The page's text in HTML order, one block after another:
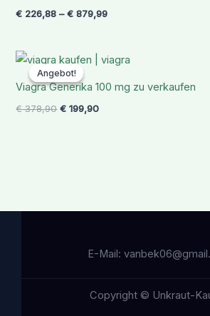
€ 226,88 –€ 879,99
Angebot!
Angebot!
Viagra Generika 100 mg zu verkaufen
€378,90
Ursprünglicher
Preis
war:
€ 378,90
€ 199,90
Aktueller
Preis
€ 199,90.
E-Mail:
Copyright © Unkraut-